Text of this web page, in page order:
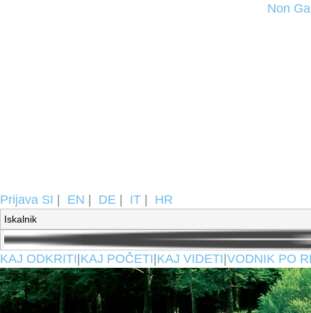
Non
Prijava SI EN DE IT HR
KAJ ODKRITI KAJ POČETI KAJ VIDETI VODNIK PO